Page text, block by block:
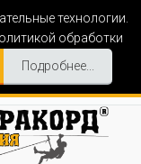
технологии.
обработки
Подробнее...